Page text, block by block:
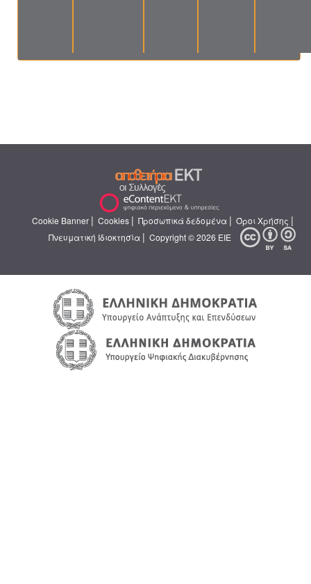
Cookie Banner | Cookies | Προσωπικά δεδομένα | Όροι Χρήσης |
Πνευματική Ιδιοκτησία | Copyright © 2026 ΕΙΕ